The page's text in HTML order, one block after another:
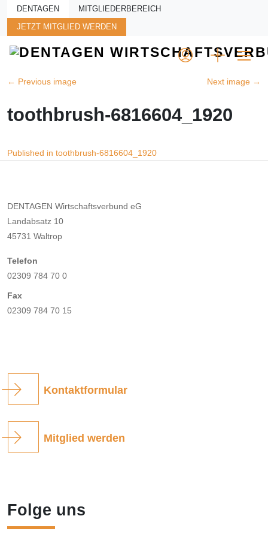
Skip to main content
DENTAGEN MITGLIEDERBEREICH
JETZT MITGLIED WERDEN
← Previous image Next image →
toothbrush-6816604_1920
Beitragsnavigation
Published in toothbrush-6816604_1920
DENTAGEN Wirtschaftsverbund eG
Landabsatz 10
45731 Waltrop
Telefon
02309 784 70 0
Fax
02309 784 70 15
Kontaktformular
Mitglied werden
Folge uns